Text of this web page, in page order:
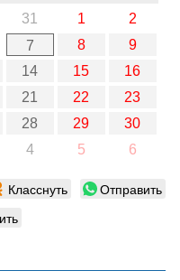
31 1
2
7 8
9
14 15
16
21 22
23
28 29
30
4 5 6
Класснуть
Отправить